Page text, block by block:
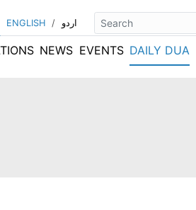
ENGLISH / اردو
NEWS EVENTS DAILY DUA